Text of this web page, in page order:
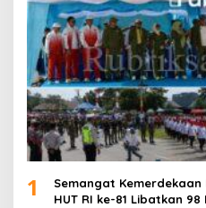
1
Semangat Kemerdekaan
HUT RI ke-81 Libatkan 98